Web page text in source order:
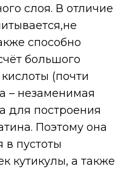
слоя. В отличие
способно
большого
(почти
– незаменимая
для построения
Поэтому она
в пустоты
кутикулы, а также